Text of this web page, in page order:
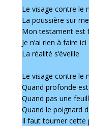
Le visage contre le
La poussière sur
Mon testament est
Je n’ai rien à faire ici
La réalité s’éveille
Le visage contre le
Quand profonde
Quand pas une
Quand le poignard
Il faut tourner cette